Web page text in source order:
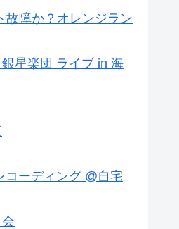
故障か？オレンジラン
星楽団 ライブ in 海
コーディング @自宅